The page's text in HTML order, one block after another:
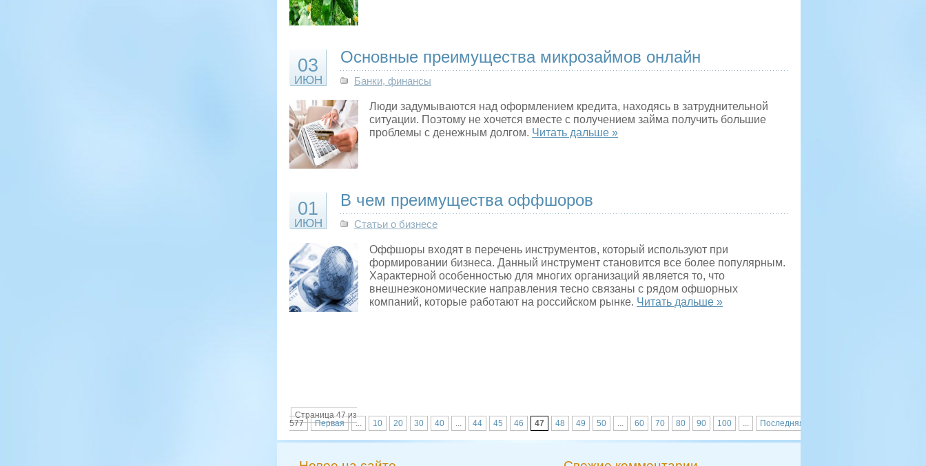
03
ИЮН
Основные преимущества микрозаймов онлайн
Банки, финансы
Люди задумываются над оформлением кредита, находясь в затруднительной
ситуации. Поэтому не хочется вместе с получением займа получить большие
проблемы с денежным долгом. Читать дальше »
01
ИЮН
В чем преимущества оффшоров
Статьи о бизнесе
Оффшоры входят в перечень инструментов, который используют при
формировании бизнеса. Данный инструмент становится все более популярным.
Характерной особенностью для многих организаций является то, что
внешнеэкономические направления тесно связаны с рядом офшорных
компаний, которые работают на российском рынке. Читать дальше »
Страница 47 из
577
Первая ... 10 20 30 40 ... 44 45 46 47 48 49 50 ... 60 70 80 90 100 ... Последняя